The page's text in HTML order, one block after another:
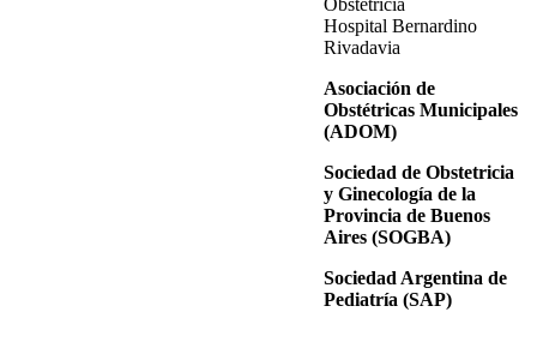
Hospital Bernardino
Rivadavia
Asociación de
Obstétricas Municipales
(ADOM)
Sociedad de Obstetricia
y Ginecología de la
Provincia de Buenos
Aires (SOGBA)
Sociedad Argentina de
Pediatría (SAP)